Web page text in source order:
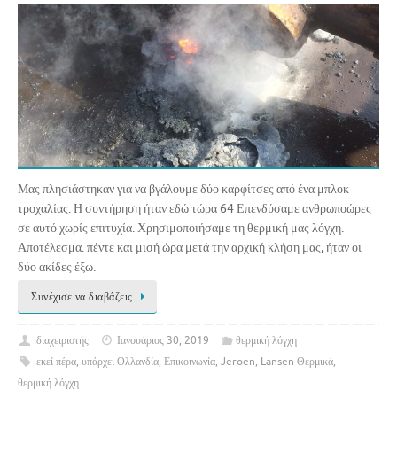
Μας πλησιάστηκαν για να βγάλουμε δύο καρφίτσες από ένα μπλοκ
τροχαλίας. Η συντήρηση ήταν εδώ τώρα 64 Επενδύσαμε ανθρωποώρες
σε αυτό χωρίς επιτυχία. Χρησιμοποιήσαμε τη θερμική μας λόγχη.
Αποτέλεσμα: πέντε και μισή ώρα μετά την αρχική κλήση μας, ήταν οι
δύο ακίδες έξω.
Συνέχισε να διαβάζεις
διαχειριστής Ιανουάριος 30, 2019
θερμική λόγχη
εκεί πέρα, υπάρχει Ολλανδία, Επικοινωνία, Jeroen, Lansen Θερμικά,
θερμική λόγχη